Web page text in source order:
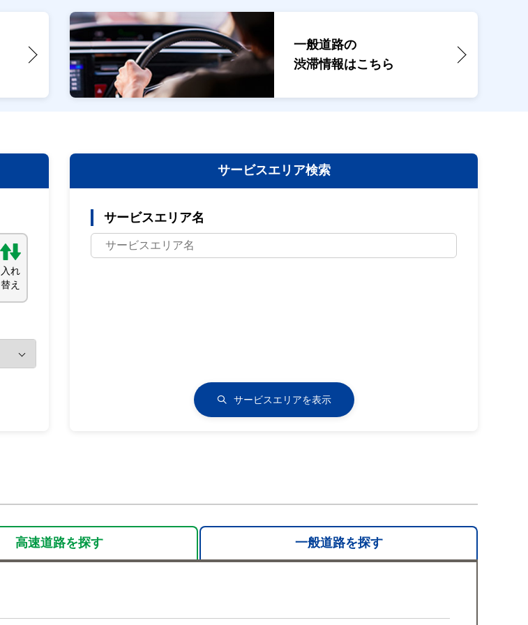
一般道路の
渋滞情報はこちら
入れ
替え
サービスエリア検索
サービスエリア名
サービスエリアを表示
高速道路を探す 一般道路を探す